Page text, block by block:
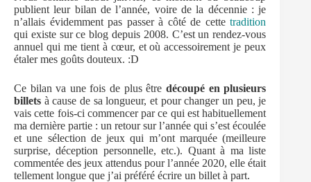
publient leur bilan de l’année, voire de la décennie : je
n’allais évidemment pas passer à côté de cettetradition
qui existe sur ce blog depuis 2008. C’est un rendez-vous
annuel qui me tient à cœur, et où accessoirement je peux
étaler mes goûts douteux. :D
Ce bilan va une fois de plus être découpé en plusieurs
billets à cause de sa longueur, et pour changer un peu, je
vais cette fois-ci commencer par ce qui est habituellement
ma dernière partie : un retour sur l’année qui s’est écoulée
et une sélection de jeux qui m’ont marquée (meilleure
surprise, déception personnelle, etc.). Quant à ma liste
commentée des jeux attendus pour l’année 2020, elle était
tellement longue que j’ai préféré écrire un billet à part.